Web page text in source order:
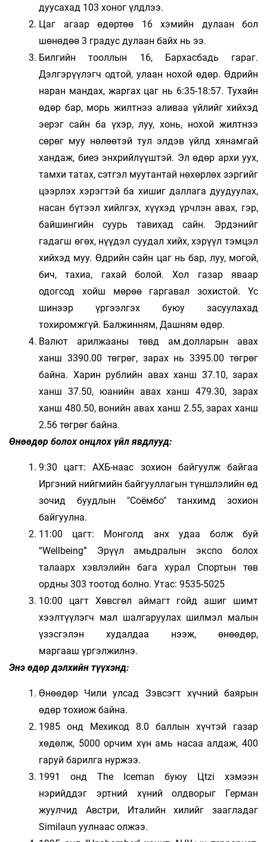
дуусахад 103 хоног үлдлээ.
Цаг агаар өдөртөө 16 хэмийн дулаан бол
шөнөдөө 3 градус дулаан байх нь ээ.
Билгийн тооллын 16, Бархасбадь гараг.
Дэлгэрүүлэгч одтой, улаан нохой өдөр. Өдрийн
наран мандах, жаргах цаг нь 6:35-18:57. Тухайн
өдөр бар, морь жилтнээ аливаа үйлийг хийхэд
эерэг сайн ба үхэр, луу, хонь, нохой жилтнээ
сөрөг муу нөлөөтэй тул элдэв үйлд хянамгай
хандаж, биеэ энхрийлүүштэй. Эл өдөр архи уух,
тамхи татах, сэтгэл муутантай нөхөрлөх зэргийг
цээрлэх хэрэгтэй ба хишиг даллага дуудуулах,
насан бүтээл хийлгэх, хүүхэд үрчлэн авах, гэр,
байшингийн суурь тавихад сайн. Эрдэнийг
гадагш өгөх, нүүдэл суудал хийх, хэрүүл тэмцэл
хийхэд муу. Өдрийн сайн цаг нь бар, луу, могой,
бич, тахиа, гахай болой. Хол газар яваар
одогсод хойш мөрөө гаргавал зохистой. Үс
шинээр үргээлгэх буюу засуулахад
тохиромжгүй. Балжинням, Дашням өдөр.
Валют арилжааны төвд ам.долларын авах
ханш 3390.00 төгрөг, зарах нь 3395.00 төгрөг
байна. Харин рублийн авах ханш 37.10, зарах
ханш 37.50, юанийн авах ханш 479.30, зарах
ханш 480.50, вонийн авах ханш 2.55, зарах ханш
2.56 төгрөг байна.
Өнөөдөр болох онцлох үйл явдлууд:
9:30 цагт: АХБ-наас зохион байгуулж байгаа
Иргэний нийгмийн байгууллагын түншлэлийн
зочид буудлын "Соёмбо" танхимд зохион
байгуулна.
11:00 цагт: Монголд анх удаа болж буй
“Wellbeing” Эрүүл амьдралын экспо болох
талаарх хэвлэлийн бага хурал Спортын төв
ордны 303 тоотод болно. Утас: 9535-5025
10:00 цагт Хөвсгөл аймагт гойд ашиг шимт
хээлтүүлэгч мал шалгаруулах шилмэл малын
үзэсгэлэн худалдаа нээж, өнөөдөр,
маргааш үргэлжилнэ.
Энэ өдөр дэлхийн түүхэнд:
Өнөөдөр Чили улсад Зэвсэгт хүчний баярын
өдөр тохиож байна.
1985 онд Мехикод 8.0 баллын хүчтэй газар
хөдөлж, 5000 орчим хүн амь насаа алдаж, 400
гаруй барилга нуржээ.
1991 онд The Iceman буюу Цtzi хэмээн
нэрийддэг эртний хүний олдворыг Герман
жуулчид Австри, Италийн хилийг заагладаг
Similaun уулнаас олжээ.